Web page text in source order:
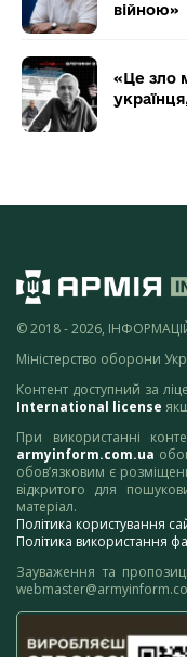
війною»
«Це зло
© 2018 - 2026,
Міністерство оборони
Контент доступний за
International license
При використанні
armyinform.com.ua
обов’язковим є
відкритого для
матеріал.
Політика користування
Політика використання
Зауваження та